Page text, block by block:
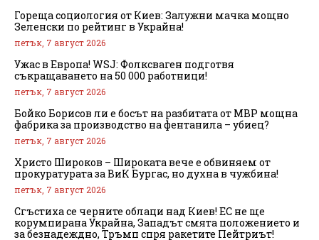
Гореща социология от Киев: Залужни мачка мощно
Зеленски по рейтинг в Украйна!
петък, 7 август 2026
Ужас в Европа! WSJ: Фолксваген подготвя
съкращаването на 50 000 работници!
петък, 7 август 2026
Бойко Борисов ли е босът на разбитата от МВР мощна
фабрика за производство на фентанила – убиец?
петък, 7 август 2026
Христо Широков – Широката вече е обвиняем от
прокуратурата за ВиК Бургас, но духна в чужбина!
петък, 7 август 2026
Сгъстиха се черните облаци над Киев! ЕС не ще
корумпирана Украйна, Западът смята положението и
за безнадеждно, Тръмп спря ракетите Пейтриът!